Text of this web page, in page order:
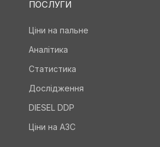
ПОСЛУГИ
Ціни на пальне
Аналітика
Статистика
Дослідження
DIESEL DDP
Ціни на АЗС